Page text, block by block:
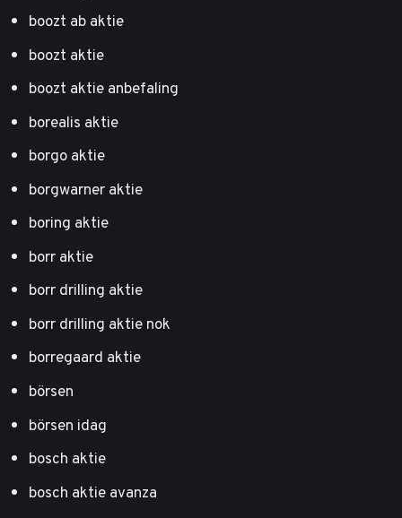
boozt ab aktie
boozt aktie
boozt aktie anbefaling
borealis aktie
borgo aktie
borgwarner aktie
boring aktie
borr aktie
borr drilling aktie
borr drilling aktie nok
borregaard aktie
börsen
börsen idag
bosch aktie
bosch aktie avanza